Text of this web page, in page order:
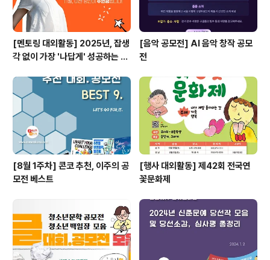
[멘토링 대외활동] 2025년, 잡생
각 없이 가장 '나답게' 성공하는 법
[음악 공모전] AI 음악 창작 공모
전
[8월 1주차] 콘코 추천, 이주의 공
모전 베스트
[행사 대외활동] 제42회 전국연
꽃문화제